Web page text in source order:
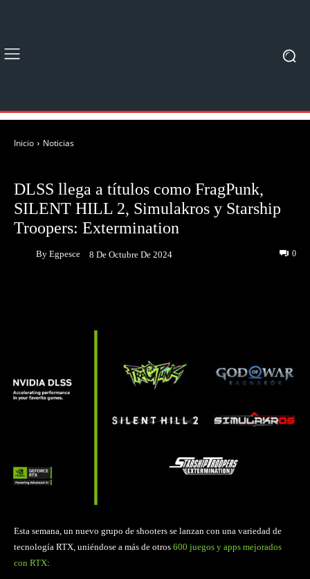
Inicio Noticias
DLSS llega a títulos como FragPunk,
SILENT HILL 2, Simulakros y Starship
Troopers: Extermination
By Egpesce 8 De Octubre De 2024 0
Esta semana, un nuevo grupo de shooters se lanzan con una variedad de
tecnología RTX, uniéndose a más de otros 600 juegos y apps mejorados
con RTX: